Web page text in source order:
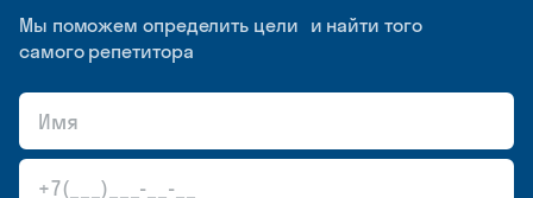
Мы поможем определить цели и найти того
самого репетитора